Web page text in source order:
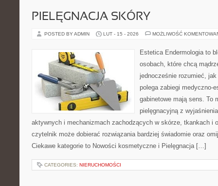
PIELĘGNACJA SKÓRY
POSTED BY ADMIN LUT - 15 - 2026 MOŻLIWOŚĆ
Estetica Endermologia to
osobach, które chcą
jednocześnie rozumieć,
polega zabiegi medyczno-
gabinetowe mają sens. To
pielęgnacyjną z
aktywnych i mechanizmach zachodzących w skórze, tkankach i
czytelnik może dobierać rozwiązania bardziej świadomie oraz
Ciekawe kategorie to Nowości kosmetyczne i Pielęgnacja […]
CATEGORIES: NIERUCHOMOŚCI